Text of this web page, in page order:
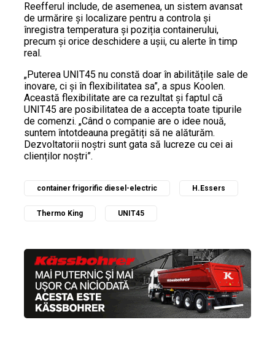
Reefferul include, de asemenea, un sistem avansat
de urmărire și localizare pentru a controla și
înregistra temperatura și poziția containerului,
precum și orice deschidere a ușii, cu alerte în timp
real.
„Puterea UNIT45 nu constă doar în abilitățile sale de
inovare, ci și în flexibilitatea sa”, a spus Koolen.
Această flexibilitate are ca rezultat și faptul că
UNIT45 are posibilitatea de a accepta toate tipurile
de comenzi. „Când o companie are o idee nouă,
suntem întotdeauna pregătiți să ne alăturăm.
Dezvoltatorii noștri sunt gata să lucreze cu cei ai
clienților noștri”.
container frigorific diesel-electric H.Essers
Thermo King UNIT45